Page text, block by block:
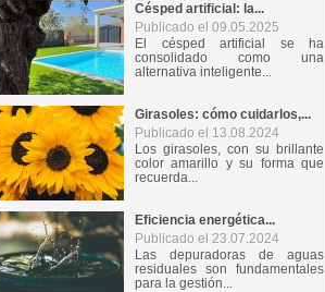
Césped artificial: la...
Publicado el 09.05.2025
El césped artificial se ha
consolidado como una
alternativa inteligente...
Girasoles: cómo cuidarlos,...
Publicado el 13.08.2024
Los girasoles, con su brillante
color amarillo y su forma que
recuerda...
Eficiencia energética...
Publicado el 23.07.2024
Las depuradoras de aguas
residuales son fundamentales
para la gestión...